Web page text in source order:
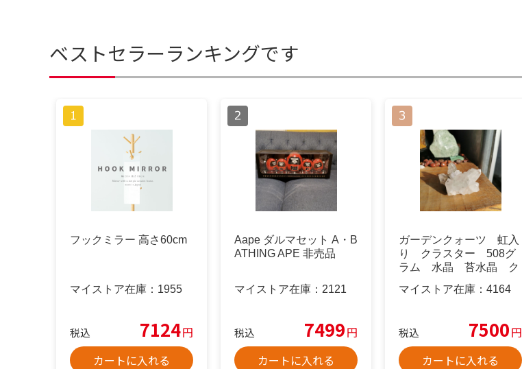
ベストセラーランキングです
フックミラー 高さ60cm
マイストア在庫： 1955
税込 7124円
カートに入れる
Aape ダルマセット A・B
ATHING APE 非売品
マイストア在庫： 2121
税込 7499円
カートに入れる
ガーデンクォーツ 虹入
り クラスター 508グ
ラム 水晶 苔水晶 ク
マイストア在庫： 4164
税込 7500円
カートに入れる